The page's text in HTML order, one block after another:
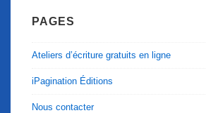
PAGES
Ateliers d’écriture gratuits en ligne
iPagination Éditions
Nous contacter